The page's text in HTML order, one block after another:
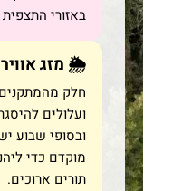
באזורי
🌦️ מזג
חלק
ועלולים
ובסופי שבוע
מוקדם כדי
תורים ארוכים.